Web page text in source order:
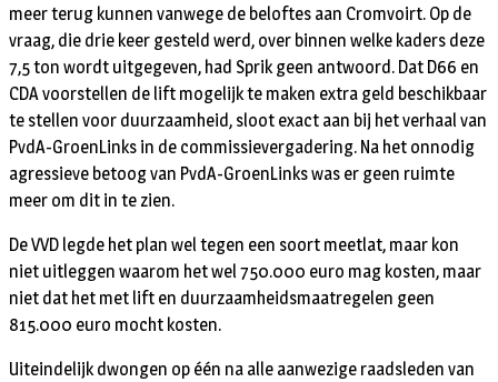
meer terug kunnen vanwege de beloftes aan Cromvoirt. Op de
vraag, die drie keer gesteld werd, over binnen welke kaders deze
7,5 ton wordt uitgegeven, had Sprik geen antwoord. Dat D66 en
CDA voorstellen de lift mogelijk te maken extra geld beschikbaar
te stellen voor duurzaamheid, sloot exact aan bij het verhaal van
PvdA-GroenLinks in de commissievergadering. Na het onnodig
agressieve betoog van PvdA-GroenLinks was er geen ruimte
meer om dit in te zien.
De VVD legde het plan wel tegen een soort meetlat, maar kon
niet uitleggen waarom het wel 750.000 euro mag kosten, maar
niet dat het met lift en duurzaamheidsmaatregelen geen
815.000 euro mocht kosten.
Uiteindelijk dwongen op één na alle aanwezige raadsleden van